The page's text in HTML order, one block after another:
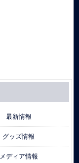
最新情報
グッズ情報
メディア情報